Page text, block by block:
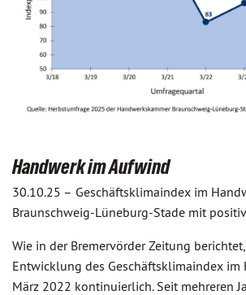
Handwerk im Aufwind
30.10.25 – Geschäftsklimaindex im
Braunschweig-Lüneburg-Stade mit
Wie in der Bremervörder Zeitung
Entwicklung des Geschäftsklimaindex im
März 2022 kontinuierlich. Seit mehreren